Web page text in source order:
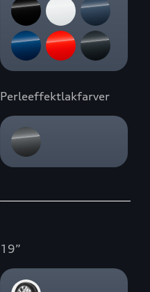
Perleeffektlakfarver
19”